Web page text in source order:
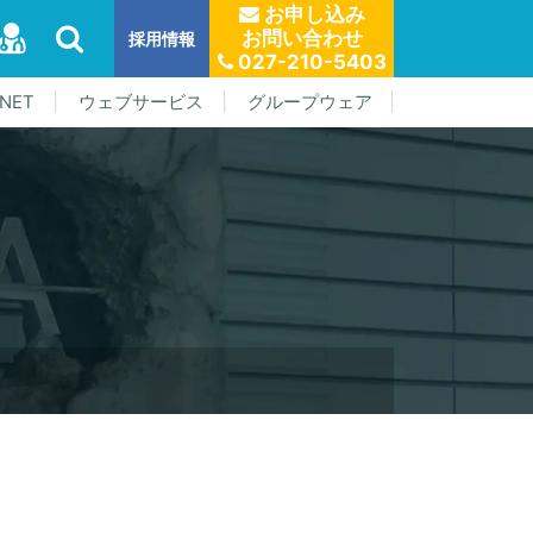
採用情報
お申し込み
お問い合わせ
027-210-5403
ウェブサービス グループウェア